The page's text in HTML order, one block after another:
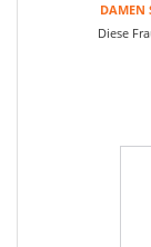
DAMEN
Diese